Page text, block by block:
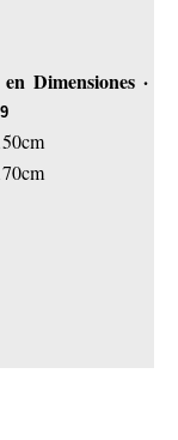
Dimensiones ·